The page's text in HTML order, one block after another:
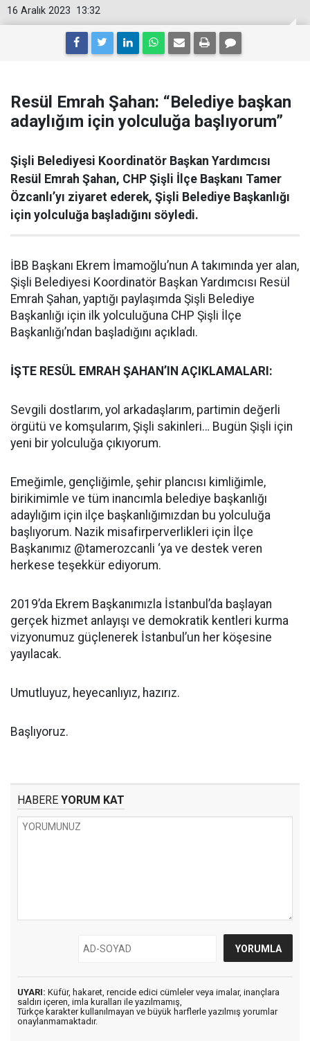
13:32
16 Aralık 2023
Resül Emrah Şahan: “Belediye başkan
adaylığım için yolculuğa başlıyorum”
Şişli Belediyesi Koordinatör Başkan Yardımcısı
Resül Emrah Şahan, CHP Şişli İlçe Başkanı Tamer
Özcanlı’yı ziyaret ederek, Şişli Belediye Başkanlığı
için yolculuğa başladığını söyledi.
İBB Başkanı Ekrem İmamoğlu’nun A takımında yer alan,
Şişli Belediyesi Koordinatör Başkan Yardımcısı Resül
Emrah Şahan, yaptığı paylaşımda Şişli Belediye
Başkanlığı için ilk yolculuğuna CHP Şişli İlçe
Başkanlığı’ndan başladığını açıkladı.
İŞTE RESÜL EMRAH ŞAHAN’IN AÇIKLAMALARI:
Sevgili dostlarım, yol arkadaşlarım, partimin değerli
örgütü ve komşularım, Şişli sakinleri… Bugün Şişli için
yeni bir yolculuğa çıkıyorum.
Emeğimle, gençliğimle, şehir plancısı kimliğimle,
birikimimle ve tüm inancımla belediye başkanlığı
adaylığım için ilçe başkanlığımızdan bu yolculuğa
başlıyorum. Nazik misafirperverlikleri için İlçe
Başkanımız @tamerozcanli ‘ya ve destek veren
herkese teşekkür ediyorum.
2019’da Ekrem Başkanımızla İstanbul’da başlayan
gerçek hizmet anlayışı ve demokratik kentleri kurma
vizyonumuz güçlenerek İstanbul’un her köşesine
yayılacak.
Umutluyuz, heyecanlıyız, hazırız.
Başlıyoruz.
HABERE YORUM KAT
UYARI: Küfür, hakaret, rencide edici cümleler veya imalar, inançlara
saldırı içeren, imla kuralları ile yazılmamış,
Türkçe karakter kullanılmayan ve büyük harflerle yazılmış yorumlar
onaylanmamaktadır.